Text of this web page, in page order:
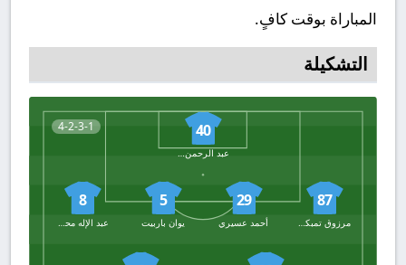
المباراة بوقت كافٍ.
التشكيلة
4-2-3-1 40
عبد الرحمن هدل الشمري
87
مرزوق تمبكتي
29
أحمد عسيري
5
يوان باربيت
8
عبد الإله محمد الخيبري